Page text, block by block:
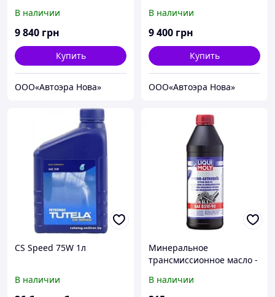
В наличии
9 840 грн
Купить
ООО«Автоэра Нова»
В наличии
9 400 грн
Купить
ООО«Автоэра Нова»
CS Speed 75W 1л
В наличии
Минеральное
трансмиссионное масло -
85W-90 (GL5) 1 л.
В наличии